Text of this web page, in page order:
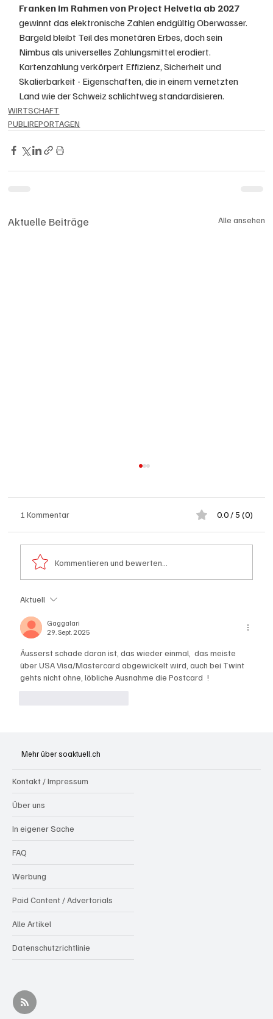
Franken im Rahmen von Project Helvetia ab 2027
gewinnt das elektronische Zahlen endgültig Oberwasser.
Bargeld bleibt Teil des monetären Erbes, doch sein
Nimbus als universelles Zahlungsmittel erodiert.
Kartenzahlung verkörpert Effizienz, Sicherheit und
Skalierbarkeit - Eigenschaften, die in einem vernetzten
Land wie der Schweiz schlichtweg standardisieren.
WIRTSCHAFT
PUBLIREPORTAGEN
Aktuelle Beiträge Alle ansehen
Anfang Juli 2026
1 Kommentar 0.0 / 5 (0)
Kommentieren und bewerten...
Aktuell
Gaggalari
29. Sept. 2025
Äusserst schade daran ist, das wieder einmal,  das meiste
über USA Visa/Mastercard abgewickelt wird, auch bei Twint
gehts nicht ohne, löbliche Ausnahme die Postcard  !
Mehr über soaktuell.ch
Kontakt / Impressum
Über uns
In eigener Sache
FAQ
Werbung
Paid Content / Advertorials
Alle Artikel
Datenschutzrichtlinie